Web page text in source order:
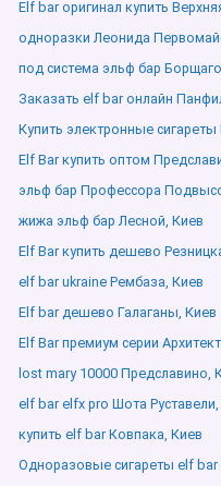
Elf bar оригинал купить
одноразки Леонида
под система эльф бар
Заказать elf bar онлайн
Купить электронные
Elf Bar купить оптом
эльф бар Профессора
жижа эльф бар Лесной, Киев
Elf Bar купить дешево
elf bar ukraine Рембаза, Киев
Elf bar дешево Галаганы, Киев
Elf Bar премиум серии
lost mary 10000 Предславино,
elf bar elfx pro Шота Руставели,
купить elf bar Ковпака, Киев
Одноразовые сигареты elf bar